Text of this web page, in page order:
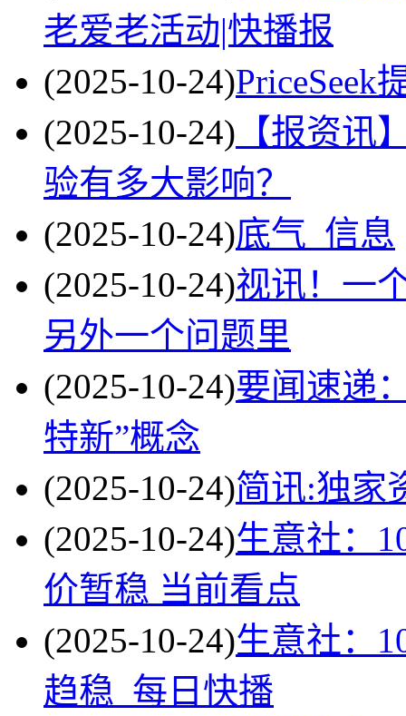
老爱老活动|快播报
(2025-10-24)PriceSeek
(2025-10-24) 【报资讯
验有多大影响？
(2025-10-24)底气_信息
(2025-10-24)视讯！一
另外一个问题里
(2025-10-24)要闻速递
特新”概念
(2025-10-24)简讯:独家
(2025-10-24)生意社：
价暂稳 当前看点
(2025-10-24)生意社：
趋稳_每日快播